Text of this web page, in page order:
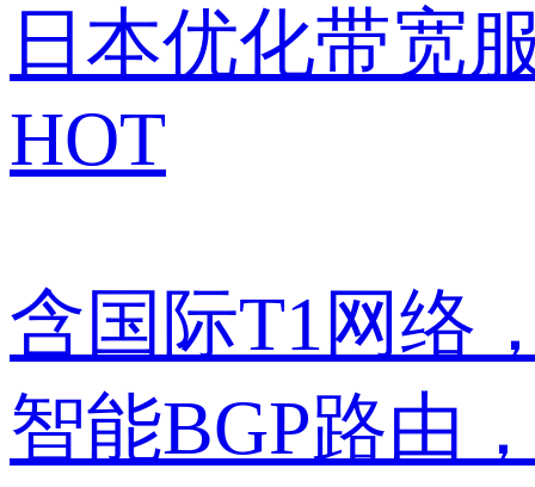
日本优化带宽
HOT
含国际T1网络
智能BGP路由